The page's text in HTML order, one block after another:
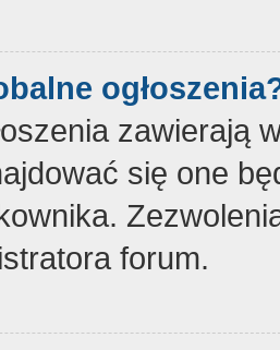
zawierają
się one
forum.